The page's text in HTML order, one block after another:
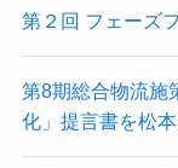
第２回 フェーズ
第8期総合物流施
化」提言書を松